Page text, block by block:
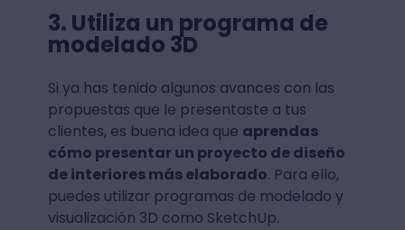
3. Utiliza un programa de
modelado 3D
Si ya has tenido algunos avances con las
propuestas que le presentaste a tus
clientes, es buena idea que aprendas
cómo presentar un proyecto de diseño
de interiores más elaborado. Para ello,
puedes utilizar programas de modelado y
visualización 3D como SketchUp.